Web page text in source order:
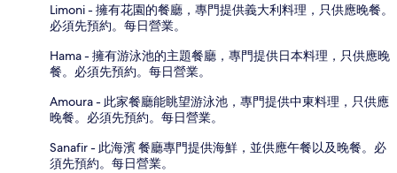
Limoni - 擁有花園的餐廳，專門提供義大利料理，只供應晚餐。
必須先預約。每日營業。
Hama - 擁有游泳池的主題餐廳，專門提供日本料理，只供應晚
餐。必須先預約。每日營業。
Amoura - 此家餐廳能眺望游泳池，專門提供中東料理，只供應
晚餐。必須先預約。每日營業。
Sanafir - 此海濱 餐廳專門提供海鮮，並供應午餐以及晚餐。必
須先預約。每日營業。